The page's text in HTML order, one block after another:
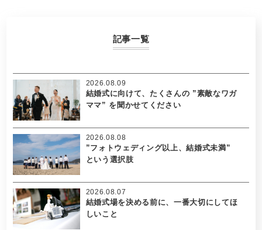
記事一覧
結婚式に向けて、たくさんの ”素敵なワガ
ママ” を聞かせてください
2026.08.09
”フォトウェディング以上、結婚式未満”
という選択肢
2026.08.08
結婚式場を決める前に、一番大切にしてほ
しいこと
2026.08.07